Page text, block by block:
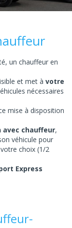
un chauffeur en
et met à votre
nécessaires
mise à disposition
avec chauffeur,
véhicule pour
choix (1/2
Express